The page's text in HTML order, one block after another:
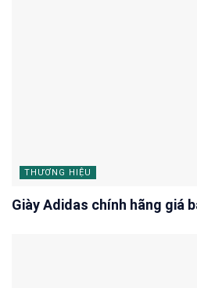
THƯƠNG HIỆU
Giày Adidas chính hãng giá